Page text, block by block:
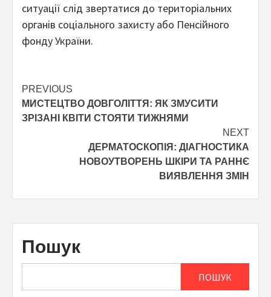
ситуації слід звертатися до територіальних
органів соціального захисту або Пенсійного
фонду України.
Post
navigation
PREVIOUS
МИСТЕЦТВО ДОВГОЛІТТЯ: ЯК ЗМУСИТИ
ЗРІЗАНІ КВІТИ СТОЯТИ ТИЖНЯМИ
NEXT
ДЕРМАТОСКОПІЯ: ДІАГНОСТИКА
НОВОУТВОРЕНЬ ШКІРИ ТА РАННЄ
ВИЯВЛЕННЯ ЗМІН
Пошук
ПОШУК